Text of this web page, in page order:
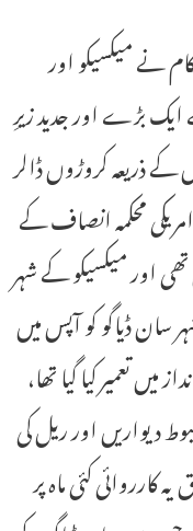
حکام نے میکسیکو اور
بڑے اور جدید زیرِ
ذریعہ کروڑوں ڈالر
محکمہ انصاف کے
2,000 فٹ طویل تھی اور میکسیکو کے شہر
سان ڈیاگو کو آپس میں
تعمیر کیا گیا تھا،
دیواریں اور ریل کی
کئی ماہ پر